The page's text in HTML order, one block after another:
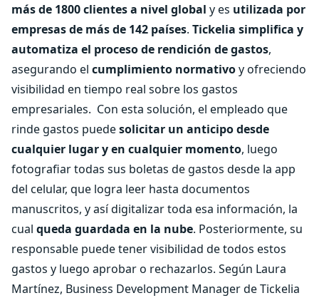
más de 1800 clientes a nivel global y es utilizada por
empresas de más de 142 países. Tickelia simplifica y
automatiza el proceso de rendición de gastos,
asegurando el cumplimiento normativoy ofreciendo
visibilidad en tiempo real sobre los gastos
empresariales. Con esta solución, el empleado que
rinde gastos puedesolicitar un anticipo desde
cualquier lugar y en cualquier momento, luego
fotografiar todas sus boletas de gastos desde la app
del celular, que logra leer hasta documentos
manuscritos, y así digitalizar toda esa información, la
cual queda guardada en la nube. Posteriormente, su
responsable puede tener visibilidad de todos estos
gastos y luego aprobar o rechazarlos. Según Laura
Martínez, Business Development Manager de Tickelia